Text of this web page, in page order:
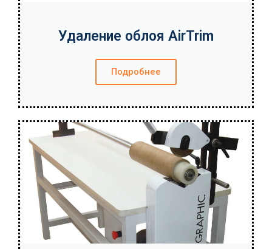
Удаление облоя AirTrim
Подробнее